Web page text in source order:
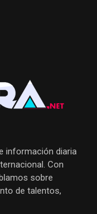
información diaria
Con
sobre
de talentos,